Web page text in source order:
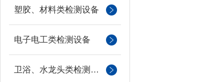
塑胶、材料类检测设备
电子电工类检测设备
卫浴、水龙头类检测设备